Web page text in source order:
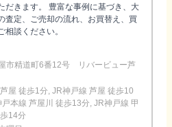
だきます。 豊富な事例に基づき、大
査定、ご売却の流れ、お買替え、買
相談ください。
市精道町6番12号 リバービュー芦
屋 徒歩1分, JR神戸線 芦屋 徒歩10
本線 芦屋川 徒歩13分, JR神戸線 甲
14分